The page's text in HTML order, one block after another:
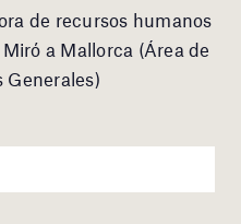
de recursos humanos
a Mallorca (Área de
Generales)